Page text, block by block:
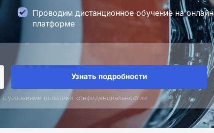
Проводим дистанционное обучение на онлайн
платформе
Узнать подробности
условиями политики конфиденциальностии